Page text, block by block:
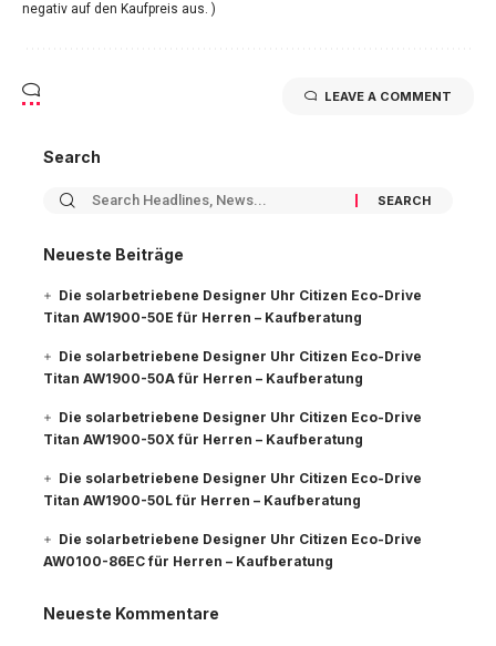
negativ auf den Kaufpreis aus. )
LEAVE A COMMENT
Search
Neueste Beiträge
Die solarbetriebene Designer Uhr Citizen Eco-Drive
Titan AW1900-50E für Herren – Kaufberatung
Die solarbetriebene Designer Uhr Citizen Eco-Drive
Titan AW1900-50A für Herren – Kaufberatung
Die solarbetriebene Designer Uhr Citizen Eco-Drive
Titan AW1900-50X für Herren – Kaufberatung
Die solarbetriebene Designer Uhr Citizen Eco-Drive
Titan AW1900-50L für Herren – Kaufberatung
Die solarbetriebene Designer Uhr Citizen Eco-Drive
AW0100-86EC für Herren – Kaufberatung
Neueste Kommentare